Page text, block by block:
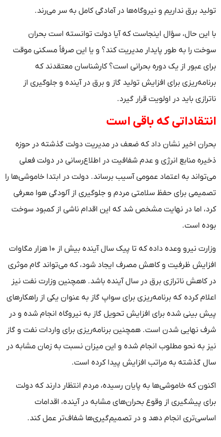
تولید برق نداریم و نیروگاه‌ها در آمادگی کامل به سر می‌رند.
با این حال، سؤال اینجاست که آیا دولت توانسته است بحران
سوخت را به طور پایدار مدیریت کند؟ و یا این صرفاً مسکنی موقت
برای عبور از یک دوره بحرانی است؟ کارشناسان معتقدند که
برنامه‌ریزی برای افزایش تولید گاز و برق در آینده و جلوگیری از
ناترازی باید در اولویت قرار گیرد.
انتقاداتی که باقی است
بحران اخیر نشان داد که ضعف در مدیریت دولت گذشته در حوزه
ذخیره منابع انرژی و عدم شفافیت در اطلاع‌رسانی در دولت فعلی
می‌تواند به اعتماد عمومی آسیب برساند. دولت در ابتدا خاموشی‌ها را
تصمیمی برای حفظ سلامتی مردم و جلوگیری از آلودگی هوا معرفی
کرد، اما در نهایت مشخص شد که این اقدام ناشی از کمبود سوخت
بوده است.
وزارت نیرو وعده داده که تا پیک سال آینده بیش از ۱۰ هزار مگاوات
افزایش ظرفیت و کاهش مصرف ایجاد شود، که می‌تواند گام موثری
در کاهش ناترازی برق در سال آینده باشد. همچنین وزارت نفت نیز
اعلام کرده که برنامه‌ریزی برای سواپ گاز به عنوان یکی از راهکارهای
پیش بینی شده برای افزایش تحویل گاز به نیروگاه انجام شده و در
شرف نهایی شدن است. همچنین برنامه‌ریزی برای واردات نفت و گاز
نیز به نحو مطلوب انجام شده و این میزان نسبت به زمان مشابه در
سال گذشته به مراتب افزایش پیدا کرده است.
اکنون که خاموشی‌ها به پایان رسیده، مردم انتظار دارند که دولت
برای پیشگیری از وقوع بحران‌های مشابه در آینده، اقدامات
اساسی‌تری انجام دهد و در تصمیم‌گیری‌ها شفاف‌تر عمل کند.